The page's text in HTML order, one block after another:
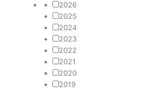
2026
2025
2024
2023
2022
2021
2020
2019